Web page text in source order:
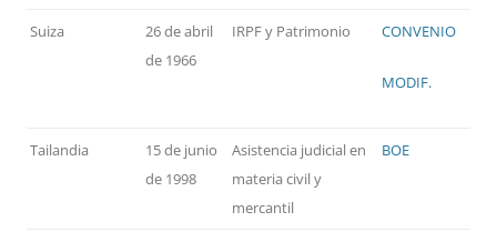
Suiza
26 de abril
de 1966
IRPF y Patrimonio CONVENIO
MODIF.
Tailandia
15 de junio
de 1998
Asistencia judicial en
materia civil y
mercantil
BOE